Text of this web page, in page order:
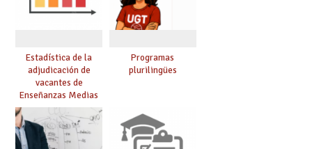
Estadística de la
adjudicación de
vacantes de
Enseñanzas Medias
para el curso 26/27
Programas
plurilingües